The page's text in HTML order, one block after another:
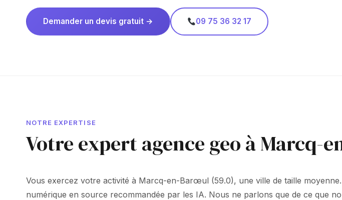
Demander un devis gratuit → 09 75 36 32 17
NOTRE EXPERTISE
Votre expert agence geo à Marcq-
Vous exercez votre activité à Marcq-en-Barœul (59.0), une ville de taille
numérique en source recommandée par les IA. Nous ne parlons que de ce que